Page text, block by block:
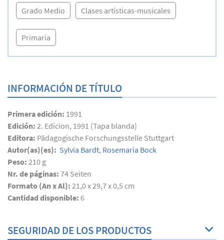
Grado Medio Clases artísticas-musicales
Primaria
INFORMACIÓN DE TÍTULO
Primera edición: 1991
Edición: 2. Edicion, 1991 (Tapa blanda)
Editora: Pädagogische Forschungsstelle Stuttgart
Autor(as)(es): Sylvia Bardt, Rosemaria Bock
Peso: 210 g
Nr. de páginas: 74 Seiten
Formato (An x Al): 21,0 x 29,7 x 0,5 cm
Cantidad disponible: 6
SEGURIDAD DE LOS PRODUCTOS